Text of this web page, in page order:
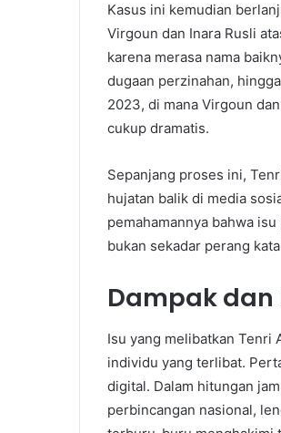
Kasus ini kemudian
Virgoun dan Inara Rusli
karena merasa nama
dugaan perzinahan,
2023, di mana Virgoun
cukup dramatis.
Sepanjang proses ini,
hujatan balik di media
pemahamannya bahwa
bukan sekadar perang
Dampak dan
Isu yang melibatkan Tenri
individu yang terlibat.
digital. Dalam hitungan
perbincangan nasional,